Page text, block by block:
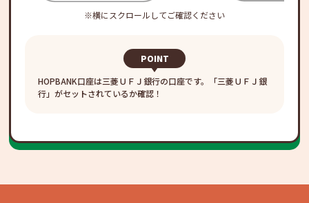
※横にスクロールしてご確認ください
POINT
HOPBANK口座は三菱ＵＦＪ銀行の口座です。「三菱ＵＦＪ銀
行」がセットされているか確認！